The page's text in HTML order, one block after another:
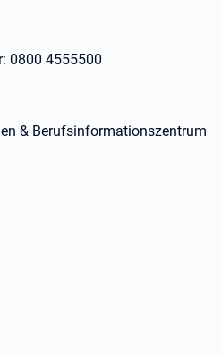
0800 4555500
& Berufsinformationszentrum